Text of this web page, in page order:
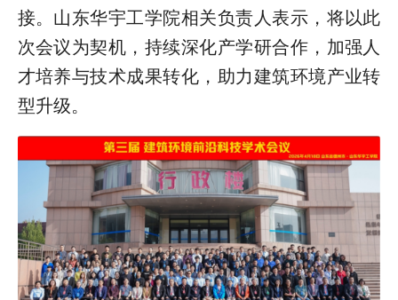
接。山东华宇工学院相关负责人表示，将以此
次会议为契机，持续深化产学研合作，加强人
才培养与技术成果转化，助力建筑环境产业转
型升级。